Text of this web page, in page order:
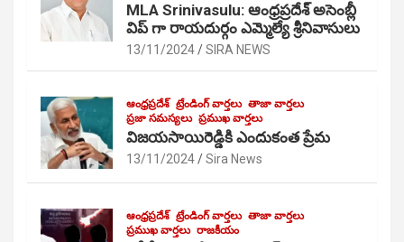
MLA Srinivasulu: ఆంధ్రప్రదేశ్ అసెంబ్లీ
విప్ గా రాయదుర్గం ఎమ్మెల్యే శ్రీనివాసులు
13/11/2024 SIRA NEWS
ఆంధ్రప్రదేశ్ ట్రేండింగ్ వార్తలు తాజా వార్తలు
ప్రజా సమస్యలు ప్రముఖ వార్తలు
విజయసాయిరెడ్డికి ఎందుకంత ప్రేమ
13/11/2024 Sira News
ఆంధ్రప్రదేశ్ ట్రేండింగ్ వార్తలు తాజా వార్తలు
ప్రముఖ వార్తలు రాజకీయం